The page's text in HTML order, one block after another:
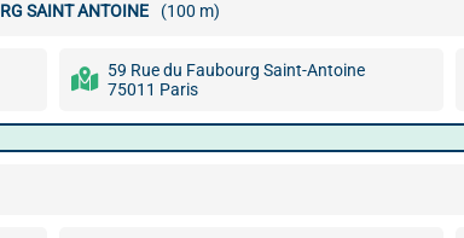
SAINT ANTOINE (100 m)
59 Rue du Faubourg Saint-Antoine
75011 Paris